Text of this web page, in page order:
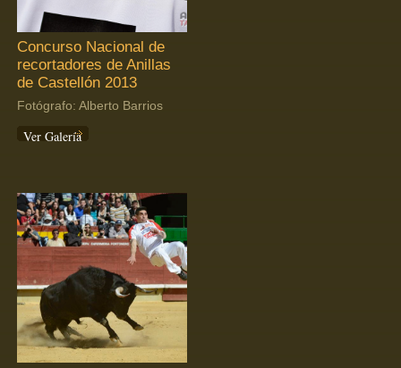
Concurso Nacional de
recortadores de Anillas
de Castellón 2013
Fotógrafo: Alberto Barrios
Ver Galería